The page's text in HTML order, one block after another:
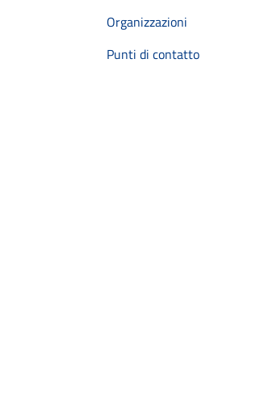
Organizzazioni
Punti di contatto